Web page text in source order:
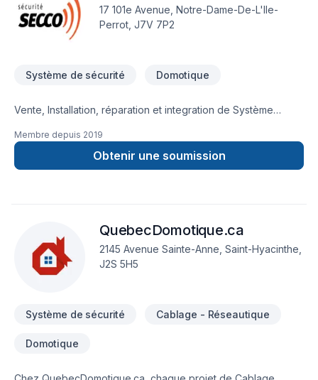
17 101e Avenue, Notre-Dame-De-L'Ile-
Perrot, J7V 7P2
Système de sécurité Domotique
Vente, Installation, réparation et integration de Système
surveillance, Contrôle d'accès et Intercom. Spécialité
commercial, industriel et gros résidentiel. Cablâge en
construction, projet clé en main de la conception à la
Membre depuis 2019
Obtenir une soumission
QuebecDomotique.ca
2145 Avenue Sainte-Anne, Saint-Hyacinthe,
J2S 5H5
Système de sécurité Cablage - Réseautique
Domotique